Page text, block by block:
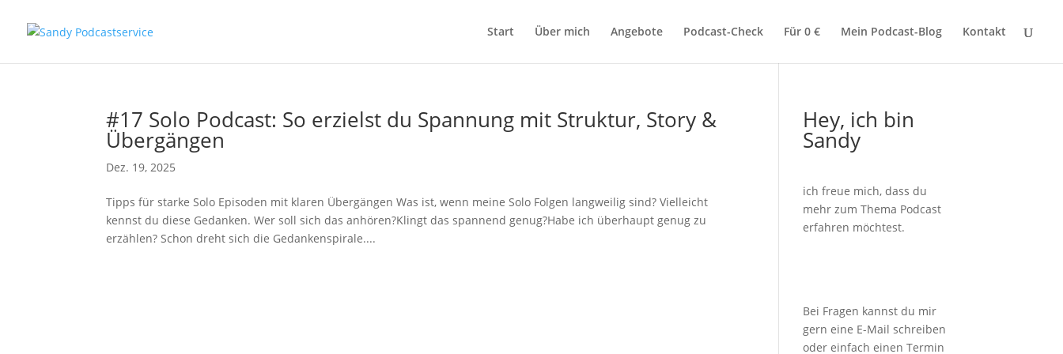
Start Über mich Angebote Podcast-Check Für 0 € Mein Podcast-Blog Kontakt
#17 Solo Podcast: So erzielst du Spannung mit Struktur, Story &
Übergängen
Dez. 19, 2025
Tipps für starke Solo Episoden mit klaren Übergängen Was ist, wenn meine Solo Folgen langweilig sind? Vielleicht
kennst du diese Gedanken. Wer soll sich das anhören?Klingt das spannend genug?Habe ich überhaupt genug zu
erzählen? Schon dreht sich die Gedankenspirale....
Hey, ich bin
Sandy
ich freue mich, dass du
mehr zum Thema Podcast
erfahren möchtest.
Bei Fragen kannst du mir
gern eine E-Mail schreiben
oder einfach einen Termin